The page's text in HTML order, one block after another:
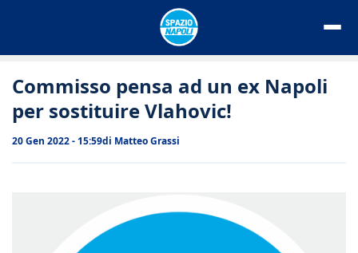
Commisso pensa ad un ex Napoli
per sostituire Vlahovic!
20 Gen 2022 - 15:59di Matteo Grassi